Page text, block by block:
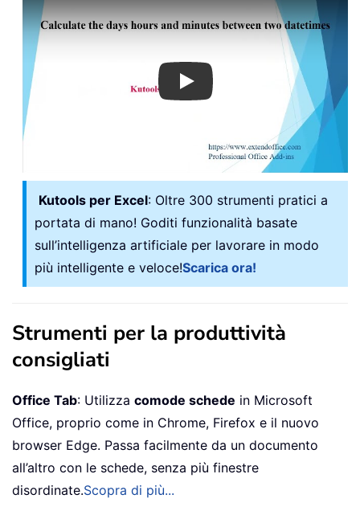
Play
Kutools per Excel: Oltre 300 strumenti pratici a
portata di mano! Goditi funzionalità basate
sull’intelligenza artificiale per lavorare in modo
più intelligente e veloce!Scarica ora!
Strumenti per la produttività
consigliati
Office Tab: Utilizza comode schede in Microsoft
Office, proprio come in Chrome, Firefox e il nuovo
browser Edge. Passa facilmente da un documento
all’altro con le schede, senza più finestre
disordinate.Scopra di più...